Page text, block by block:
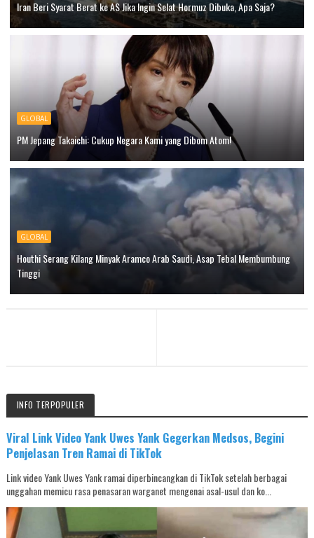
Iran Beri Syarat Berat ke AS Jika Ingin Selat Hormuz Dibuka, Apa Saja?
GLOBAL
PM Jepang Takaichi: Cukup Negara Kami yang Dibom Atom!
GLOBAL
Houthi Serang Kilang Minyak Aramco Arab Saudi, Asap Tebal Membumbung
Tinggi
INFO TERPOPULER
Viral Link Video Yank Uwes Yank Gegerkan Medsos, Begini
Penjelasan Tren Ramai di TikTok
Link video Yank Uwes Yank ramai diperbincangkan di TikTok setelah berbagai
unggahan memicu rasa penasaran warganet mengenai asal-usul dan ko...